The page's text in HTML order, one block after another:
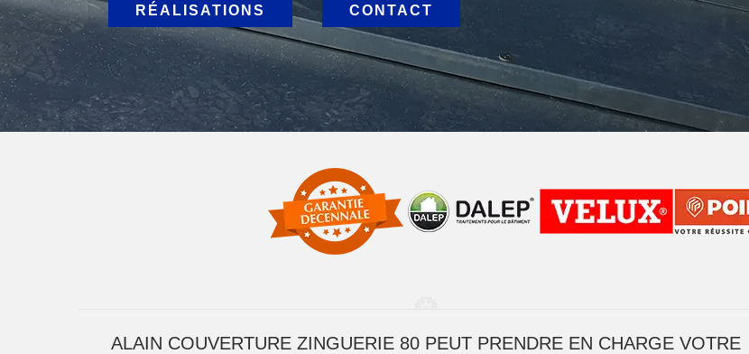
RÉALISATIONS CONTACT
ALAIN COUVERTURE ZINGUERIE 80 PEUT PRENDRE EN CHARGE VOTRE